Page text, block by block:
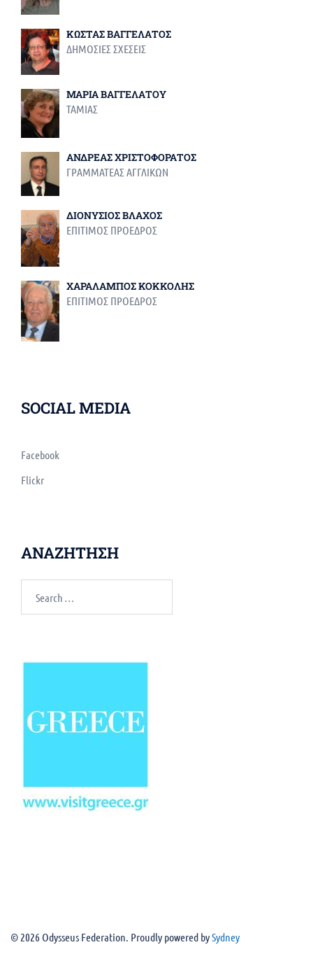
ΚΩΣΤΑΣ ΒΑΓΓΕΛΑΤΟΣ
ΔΗΜΟΣΙΕΣ ΣΧΕΣΕΙΣ
ΜΑΡΙΑ ΒΑΓΓΕΛΑΤΟΥ
ΤΑΜΙΑΣ
ΑΝΔΡΕΑΣ ΧΡΙΣΤΟΦΟΡΑΤΟΣ
ΓΡΑΜΜΑΤΕΑΣ ΑΓΓΛΙΚΩΝ
ΔΙΟΝΥΣΙΟΣ ΒΛΑΧΟΣ
ΕΠΙΤΙΜΟΣ ΠΡΟΕΔΡΟΣ
ΧΑΡΑΛΑΜΠΟΣ ΚΟΚΚΟΛΗΣ
ΕΠΙΤΙΜΟΣ ΠΡΟΕΔΡΟΣ
SOCIAL MEDIA
Facebook
Flickr
ΑΝΑΖΗΤΗΣΗ
© 2026 Odysseus Federation. Proudly powered bySydney